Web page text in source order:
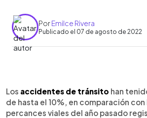
PorEmilce Rivera
Publicado el 07 de agosto de 2022
► Escuchar artículo
Los accidentes de tránsito han
de hasta el 10%, en comparación
percances viales del año pasado